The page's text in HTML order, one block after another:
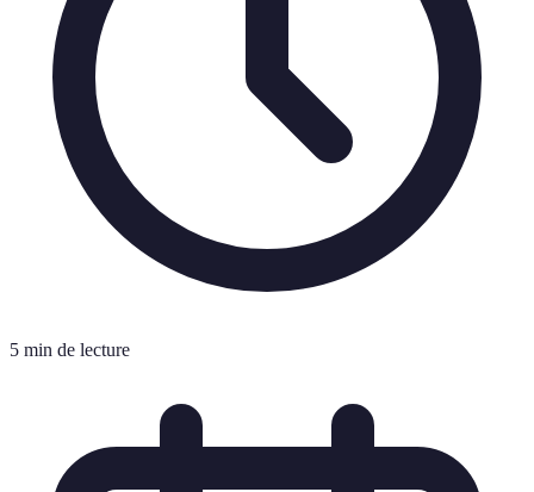
5 min de lecture